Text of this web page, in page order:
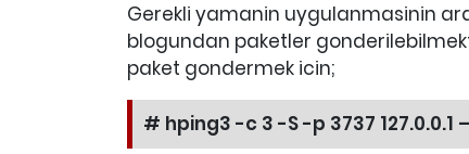
Gerekli yamanin uygulanmasinin
blogundan paketler
paket gondermek icin;
# hping3 -c 3 -S -p 3737